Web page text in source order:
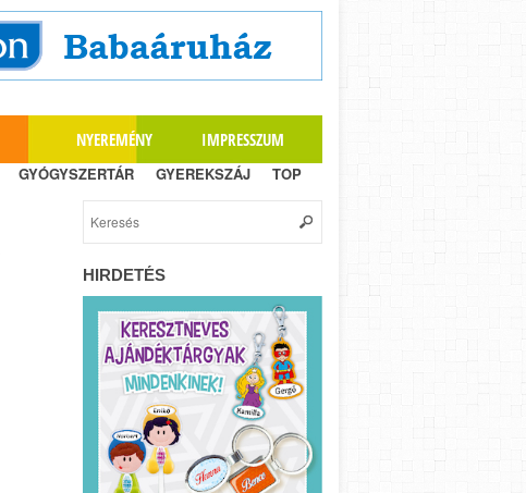
NYEREMÉNY IMPRESSZUM
GYÓGYSZERTÁR GYEREKSZÁJ TOP
HIRDETÉS